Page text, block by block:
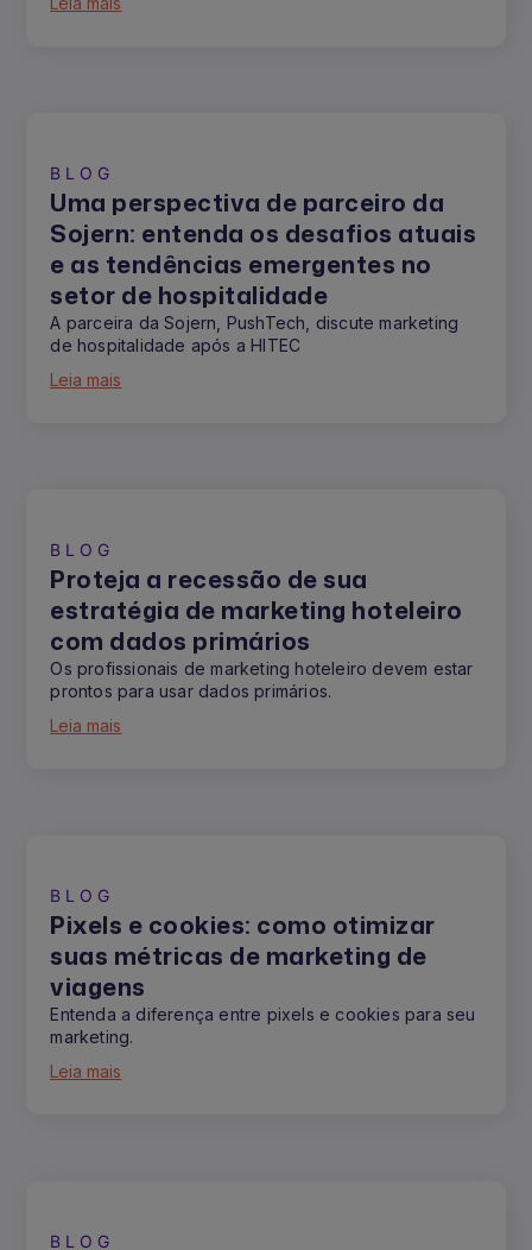
BLOG
Uma perspectiva de parceiro da
Sojern: entenda os desafios atuais
e as tendências emergentes no
setor de hospitalidade
A parceira da Sojern, PushTech, discute marketing
de hospitalidade após a HITEC
Leia mais
BLOG
Proteja a recessão de sua
estratégia de marketing hoteleiro
com dados primários
Os profissionais de marketing hoteleiro devem estar
prontos para usar dados primários.
Leia mais
BLOG
Pixels e cookies: como otimizar
suas métricas de marketing de
viagens
Entenda a diferença entre pixels e cookies para seu
marketing.
Leia mais
BLOG